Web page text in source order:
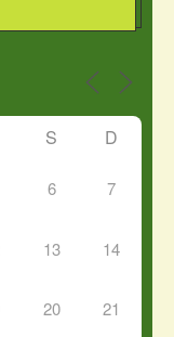
S D
6 7
13 14
20 21